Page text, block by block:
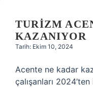
TURIZM
KAZANIYOR
Tarih: Ekim 10, 2024
Acente ne kadar
çalışanları